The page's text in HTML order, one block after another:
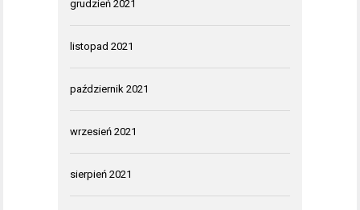
grudzień 2021
listopad 2021
październik 2021
wrzesień 2021
sierpień 2021